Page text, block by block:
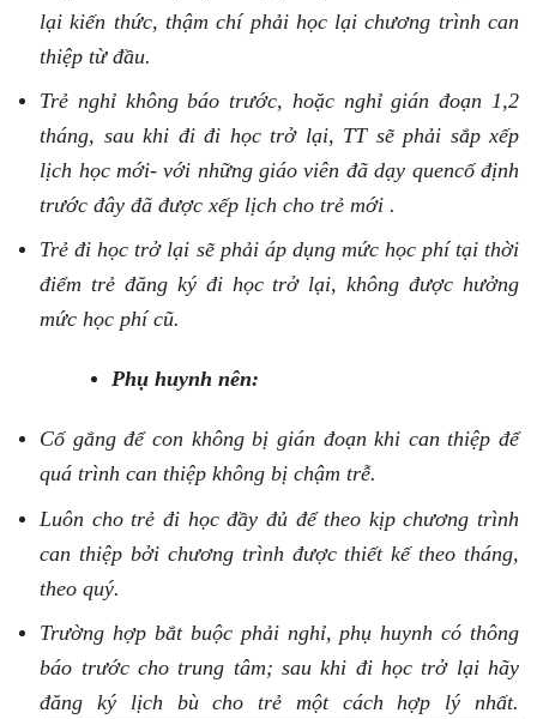
lại kiến thức, thậm chí phải học lại chương trình can
thiệp từ đầu.
Trẻ nghỉ không báo trước, hoặc nghỉ gián đoạn 1,2
tháng, sau khi đi đi học trở lại, TT sẽ phải sắp xếp
lịch học mới- với những giáo viên đã dạy quencố định
trước đây đã được xếp lịch cho trẻ mới .
Trẻ đi học trở lại sẽ phải áp dụng mức học phí tại thời
điểm trẻ đăng ký đi học trở lại, không được hưởng
mức học phí cũ.
Phụ huynh nên:
Cố gắng để con không bị gián đoạn khi can thiệp để
quá trình can thiệp không bị chậm trễ.
Luôn cho trẻ đi học đầy đủ để theo kịp chương trình
can thiệp bởi chương trình được thiết kế theo tháng,
theo quý.
Trường hợp bắt buộc phải nghỉ,phụ huynh có thông
báo trước cho trung tâm; sau khi đi học trở lại hãy
đăng ký lịch bù cho trẻ một cách hợp lý nhất.